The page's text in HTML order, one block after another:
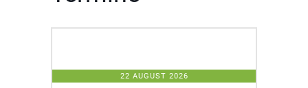
22 AUGUST 2026